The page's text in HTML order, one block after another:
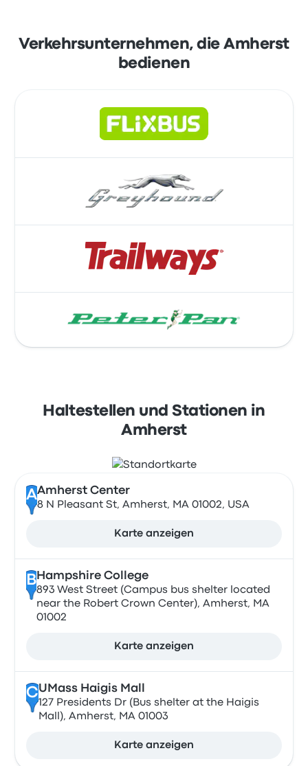
Verkehrsunternehmen, die Amherst
bedienen
Haltestellen und Stationen in
Amherst
AAmherst Center
8 N Pleasant St, Amherst, MA 01002, USA
Karte anzeigen
B Hampshire College
893 West Street (Campus bus shelter located
near the Robert Crown Center), Amherst, MA
01002
Karte anzeigen
CUMass Haigis Mall
127 Presidents Dr (Bus shelter at the Haigis
Mall), Amherst, MA 01003
Karte anzeigen